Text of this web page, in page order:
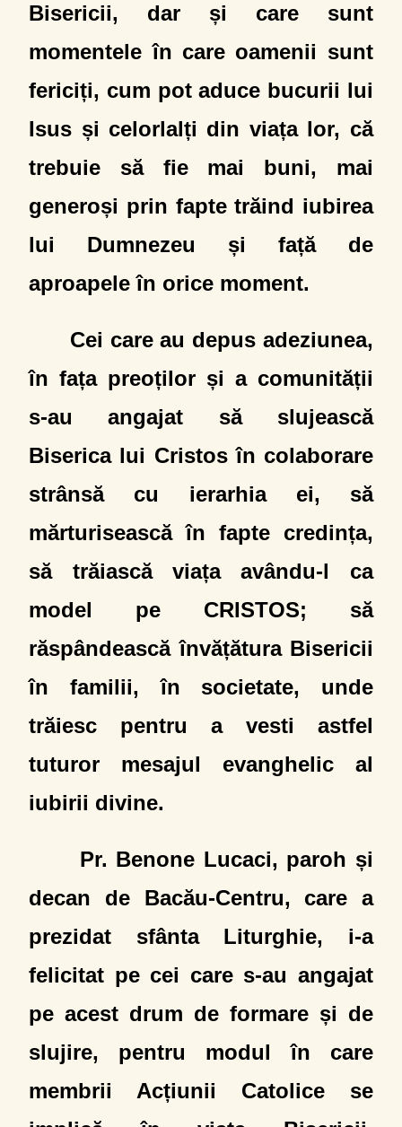
Bisericii, dar și care sunt
momentele în care oamenii sunt
fericiți, cum pot aduce bucurii lui
Isus și celorlalți din viața lor, că
trebuie să fie mai buni, mai
generoși prin fapte trăind iubirea
lui Dumnezeu și față de
aproapele în orice moment.
Cei care au depus adeziunea,
în fața preoților și a comunității
s-au angajat să slujească
Biserica lui Cristos în colaborare
strânsă cu ierarhia ei, să
mărturisească în fapte credința,
să trăiască viața avându-l ca
model pe CRISTOS; să
răspândească învățătura Bisericii
în familii, în societate, unde
trăiesc pentru a vesti astfel
tuturor mesajul evanghelic al
iubirii divine.
Pr. Benone Lucaci, paroh și
decan de Bacău-Centru, care a
prezidat sfânta Liturghie, i-a
felicitat pe cei care s-au angajat
pe acest drum de formare și de
slujire, pentru modul în care
membrii Acțiunii Catolice se